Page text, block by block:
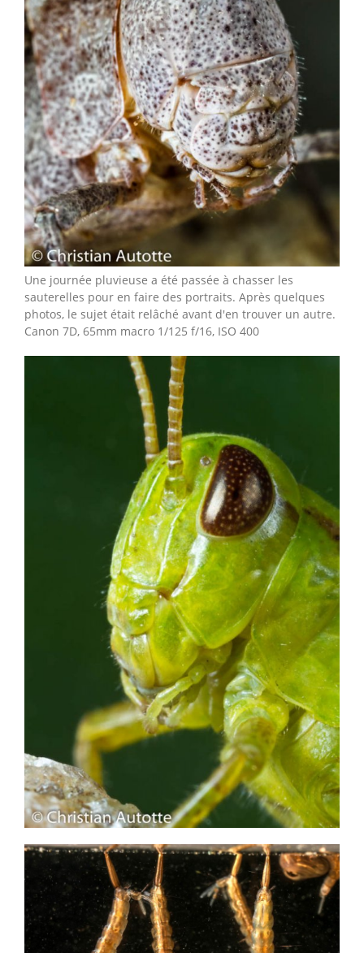
Une journée pluvieuse a été passée à chasser les
sauterelles pour en faire des portraits. Après quelques
photos, le sujet était relâché avant d'en trouver un autre.
Canon 7D, 65mm macro 1/125 f/16, ISO 400